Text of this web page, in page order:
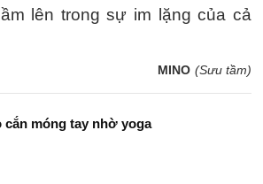
lên trong sự im lặng của cả
MINO (Sưu tầm)
cắn móng tay nhờ yoga